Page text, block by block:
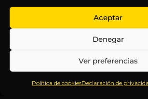
Aceptar
Denegar
Ver preferencias
Política de cookiesDeclaración de
Inteligencia
Anticipándonos
EXPLORA
Inicio
Sobre
Contenido
Webinars
LEGAL
de
Aviso